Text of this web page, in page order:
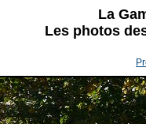
La
Les photos